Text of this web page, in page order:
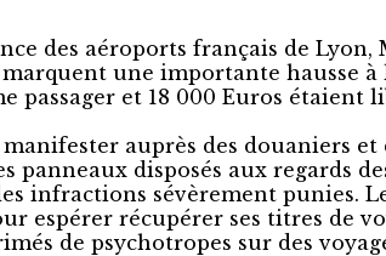
des aéroports français de
une importante hausse à
et 18 000 Euros étaient
auprès des douaniers et
panneaux disposés aux regards
infractions sévèrement punies.
espérer récupérer ses titres de
de psychotropes sur des